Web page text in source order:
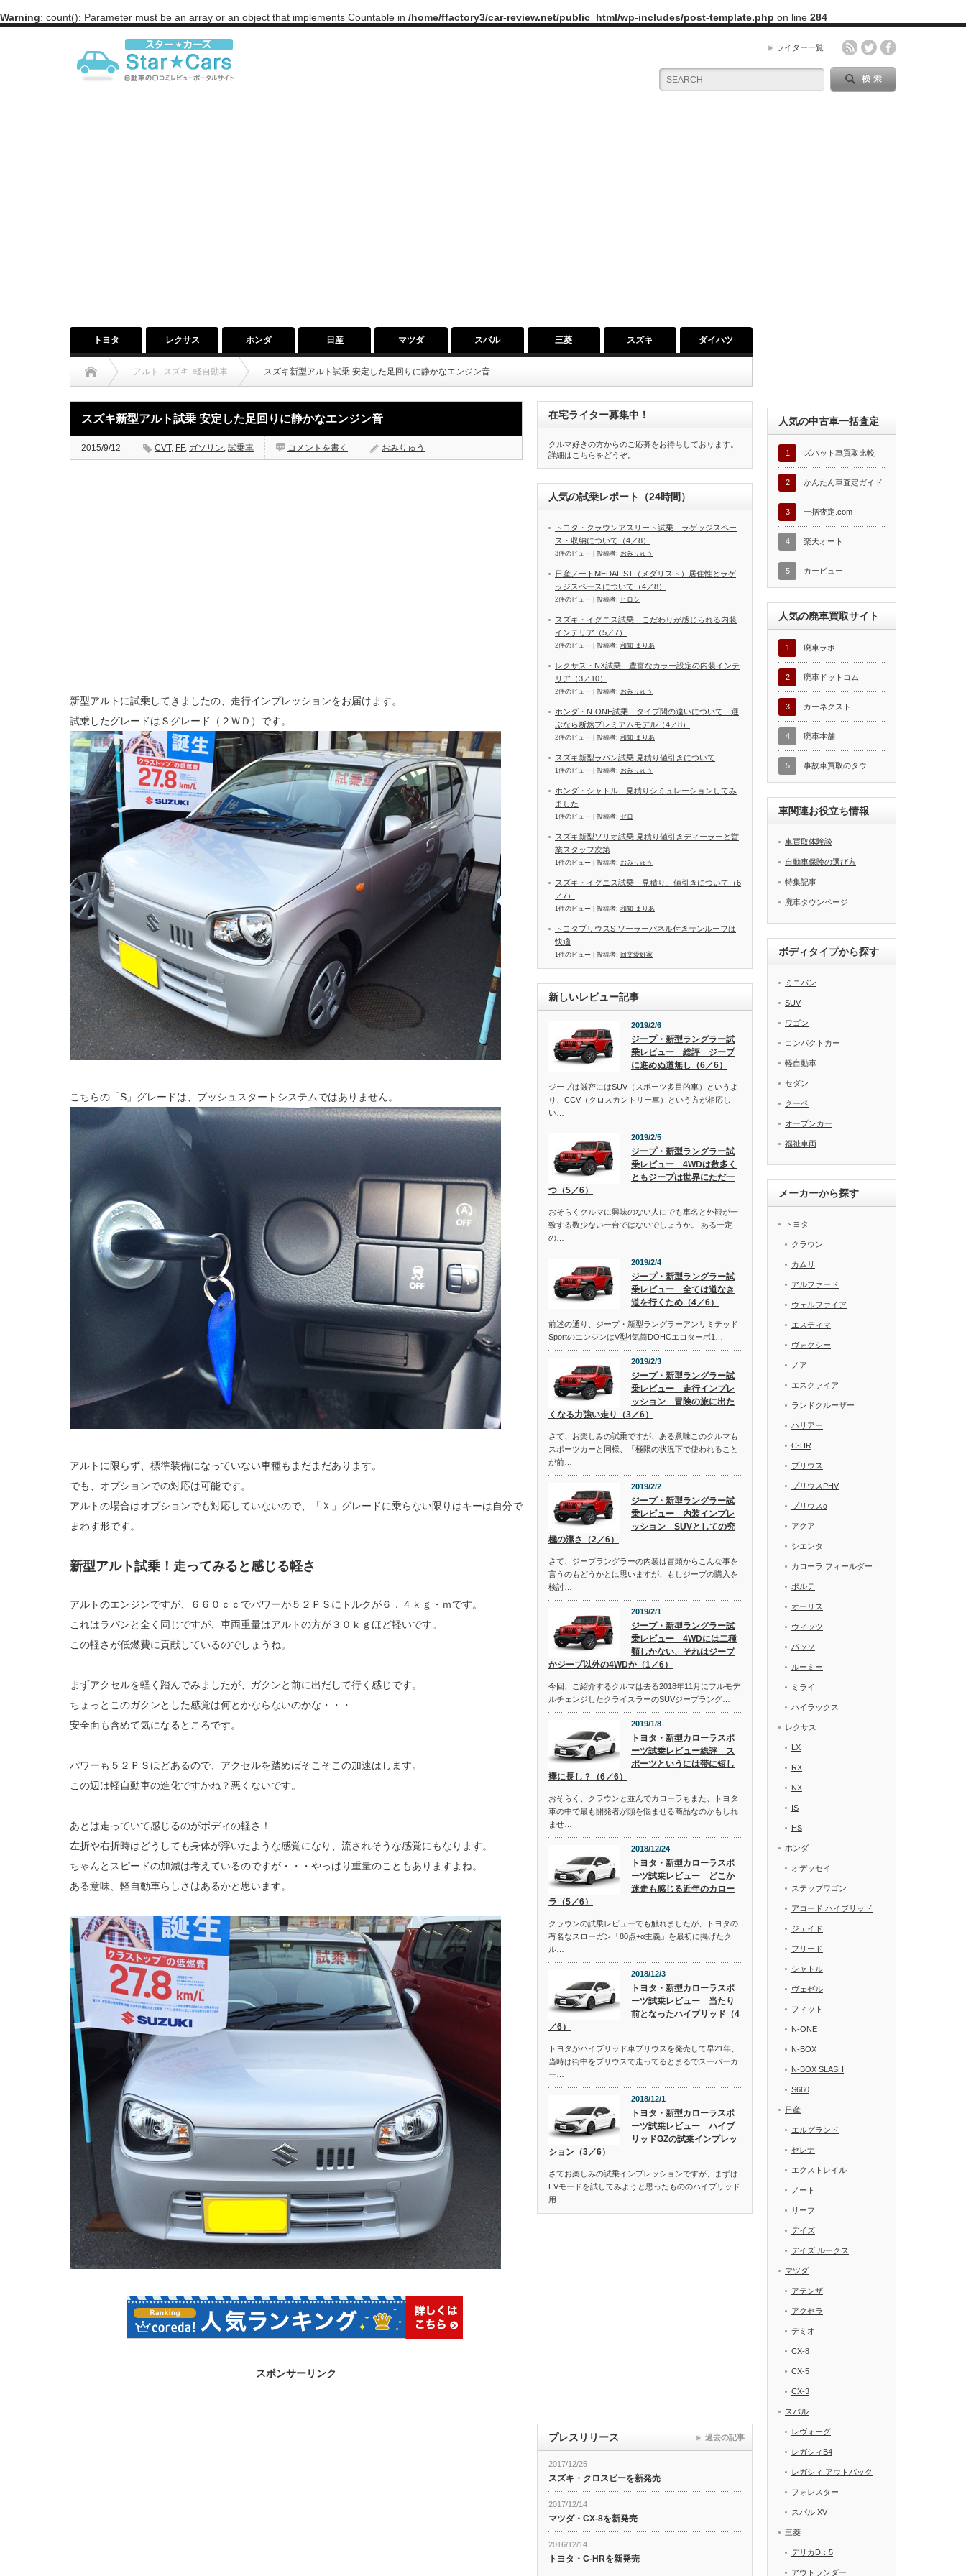
Warning: count(): Parameter must be an array or an object that implements Countable in /home/ffactory3/car-review.net/public_html/wp-includes/post-template.php on line 284
ライター一覧
トヨタ レクサス ホンダ 日産 マツダ スバル 三菱 スズキ ダイハツ
アルト , スズキ, 軽自動車 スズキ新型アルト試乗 安定した足回りに静かなエンジン音
スズキ新型アルト試乗 安定した足回りに静かなエンジン音
2015/9/12 CVT, FF, ガソリン, 試乗車 コメントを書く おみりゅう
新型アルトに試乗してきましたの、走行インプレッションをお届けます。
試乗したグレードはＳグレード（２ＷＤ）です。
こちらの「S」グレードは、プッシュスタートシステムではありません。
アルトに限らず、標準装備になっていない車種もまだまだあります。
でも、オプションでの対応は可能です。
アルトの場合はオプションでも対応していないので、「Ｘ」グレードに乗らない限りはキーは自分で
まわす形です。
新型アルト試乗！走ってみると感じる軽さ
アルトのエンジンですが、６６０ｃｃでパワーが５２ＰＳにトルクが６．４ｋｇ・ｍです。
これはラパンと全く同じですが、車両重量はアルトの方が３０ｋｇほど軽いです。
この軽さが低燃費に貢献しているのでしょうね。
まずアクセルを軽く踏んでみましたが、ガクンと前に出だして行く感じです。
ちょっとこのガクンとした感覚は何とかならないのかな・・・
安全面も含めて気になるところです。
パワーも５２ＰＳほどあるので、アクセルを踏めばそこそこの加速はします。
この辺は軽自動車の進化ですかね？悪くないです。
あとは走っていて感じるのがボディの軽さ！
左折や右折時はどうしても身体が浮いたような感覚になり、流されそうな感覚にもなります。
ちゃんとスピードの加減は考えているのですが・・・やっぱり重量のこともありますよね。
ある意味、軽自動車らしさはあるかと思います。
スポンサーリンク
在宅ライター募集中！
クルマ好きの方からのご応募をお待ちしております。
詳細はこちらをどうぞ。
人気の試乗レポート（24時間）
トヨタ・クラウンアスリート試乗 ラゲッジスペー
ス・収納について（4／8）
3件のビュー 投稿者: おみりゅう
日産ノートMEDALIST（メダリスト）居住性とラゲ
ッジスペースについて（4／8）
2件のビュー 投稿者: ヒロシ
スズキ・イグニス試乗 こだわりが感じられる内装
インテリア（5／7）
2件のビュー 投稿者: 和知 まりあ
レクサス・NX試乗 豊富なカラー設定の内装インテ
リア（3／10）
2件のビュー 投稿者: おみりゅう
ホンダ・N-ONE試乗 タイプ間の違いについて、選
ぶなら断然プレミアムモデル（4／8）
2件のビュー 投稿者: 和知 まりあ
スズキ新型ラパン試乗 見積り値引きについて
1件のビュー 投稿者: おみりゅう
ホンダ・シャトル、見積りシミュレーションしてみ
ました
1件のビュー 投稿者: ゼロ
スズキ新型ソリオ試乗 見積り値引きディーラーと営
業スタッフ次第
1件のビュー 投稿者: おみりゅう
スズキ・イグニス試乗 見積り、値引きについて（6
／7）
1件のビュー 投稿者: 和知 まりあ
トヨタプリウスS ソーラーパネル付きサンルーフは
快適
1件のビュー 投稿者: 回文愛好家
新しいレビュー記事
2019/2/6
ジープ・新型ラングラー試
乗レビュー 総評 ジープ
に進めぬ道無し（6／6）
ジープは厳密にはSUV（スポーツ多目的車）というよ
り、CCV（クロスカントリー車）という方が相応し
い…
2019/2/5
ジープ・新型ラングラー試
乗レビュー 4WDは数多く
ともジープは世界にただ一
つ（5／6）
おそらくクルマに興味のない人にでも車名と外観が一
致する数少ない一台ではないでしょうか。 ある一定
の…
2019/2/4
ジープ・新型ラングラー試
乗レビュー 全ては道なき
道を行くため（4／6）
前述の通り、ジープ・新型ラングラーアンリミテッド
SportのエンジンはV型4気筒DOHCエコターボ1…
2019/2/3
ジープ・新型ラングラー試
乗レビュー 走行インプレ
ッション 冒険の旅に出た
くなる力強い走り（3／6）
さて、お楽しみの試乗ですが、ある意味このクルマも
スポーツカーと同様、「極限の状況下で使われること
が前…
2019/2/2
ジープ・新型ラングラー試
乗レビュー 内装インプレ
ッション SUVとしての究
極の潔さ（2／6）
さて、ジープラングラーの内装は冒頭からこんな事を
言うのもどうかとは思いますが、もしジープの購入を
検討…
2019/2/1
ジープ・新型ラングラー試
乗レビュー 4WDには二種
類しかない、それはジープ
かジープ以外の4WDか（1／6）
今回、ご紹介するクルマは去る2018年11月にフルモデ
ルチェンジしたクライスラーのSUVジープラング…
2019/1/8
トヨタ・新型カローラスポ
ーツ試乗レビュー総評 ス
ポーツというには帯に短し
襷に長し？（6／6）
おそらく、クラウンと並んでカローラもまた、トヨタ
車の中で最も開発者が頭を悩ませる商品なのかもしれ
ませ…
2018/12/24
トヨタ・新型カローラスポ
ーツ試乗レビュー どこか
迷走も感じる近年のカロー
ラ（5／6）
クラウンの試乗レビューでも触れましたが、トヨタの
有名なスローガン「80点+α主義」を最初に掲げたク
ル…
2018/12/3
トヨタ・新型カローラスポ
ーツ試乗レビュー 当たり
前となったハイブリッド（4
／6）
トヨタがハイブリッド車プリウスを発売して早21年、
当時は街中をプリウスで走ってるとまるでスーパーカ
ー…
2018/12/1
トヨタ・新型カローラスポ
ーツ試乗レビュー ハイブ
リッドGZの試乗インプレッ
ション（3／6）
さてお楽しみの試乗インプレッションですが、まずは
EVモードを試してみようと思ったもののハイブリッド
用…
プレスリリース
2017/12/25
スズキ・クロスビーを新発売
2017/12/14
マツダ・CX-8を新発売
2016/12/14
トヨタ・C-HRを新発売
過去の記事
人気の中古車一括査定
1 ズバット車買取比較
2 かんたん車査定ガイド
3 一括査定.com
4 楽天オート
5 カービュー
人気の廃車買取サイト
1 廃車ラボ
2 廃車ドットコム
3 カーネクスト
4 廃車本舗
5 事故車買取のタウ
車関連お役立ち情報
車買取体験談
自動車保険の選び方
特集記事
廃車タウンページ
ボディタイプから探す
ミニバン
SUV
ワゴン
コンパクトカー
軽自動車
セダン
クーペ
オープンカー
福祉車両
メーカーから探す
トヨタ
クラウン
カムリ
アルファード
ヴェルファイア
エスティマ
ヴォクシー
ノア
エスクァイア
ランドクルーザー
ハリアー
C-HR
プリウス
プリウスPHV
プリウスα
アクア
シエンタ
カローラ フィールダー
ポルテ
オーリス
ヴィッツ
パッソ
ルーミー
ミライ
ハイラックス
レクサス
LX
RX
NX
IS
HS
ホンダ
オデッセイ
ステップワゴン
アコード ハイブリッド
ジェイド
フリード
シャトル
ヴェゼル
フィット
N-ONE
N-BOX
N-BOX SLASH
S660
日産
エルグランド
セレナ
エクストレイル
ノート
リーフ
デイズ
デイズ ルークス
マツダ
アテンザ
アクセラ
デミオ
CX-8
CX-5
CX-3
スバル
レヴォーグ
レガシィB4
レガシィ アウトバック
フォレスター
スバル XV
三菱
デリカD：5
アウトランダー